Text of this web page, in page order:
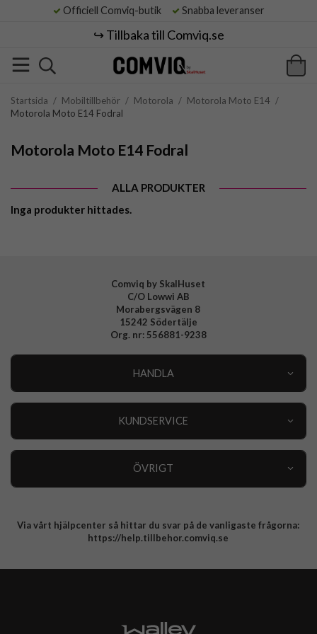
Officiell Comviq-butik Snabba leveranser
↪️ Tillbaka till Comviq.se
Startsida / Mobiltillbehör / Motorola / Motorola Moto E14 /
Motorola Moto E14 Fodral
Motorola Moto E14 Fodral
ALLA PRODUKTER
Inga produkter hittades.
Comviq by SkalHuset
C/O Lowwi AB
Morabergsvägen 8
15242 Södertälje
Org. nr: 556881-9238
HANDLA
KUNDSERVICE
ÖVRIGT
Integritetspolicy
Via vårt hjälpcenter så hittar du svar på de vanligaste frågorna:
https://help.tillbehor.comviq.se